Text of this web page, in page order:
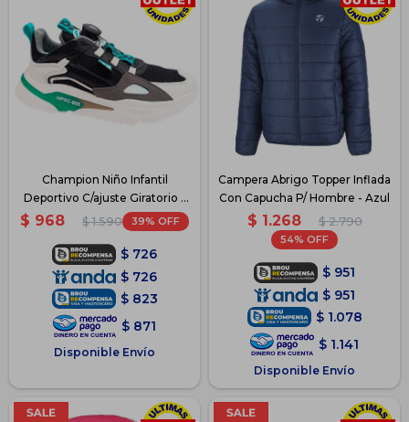
Champion Niño Infantil
Deportivo C/ajuste Giratorio -
Negro
$ 968 $ 1.590 39
$ 726
$ 726
$ 823
$ 871
Disponible Envío
Campera Abrigo Topper Inflada
Con Capucha P/ Hombre - Azul
$ 1.268 $ 2.790
54
$ 951
$ 951
$ 1.078
$ 1.141
Disponible Envío